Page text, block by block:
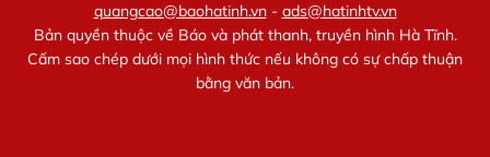
quangcao@baohatinh.vn- ads@hatinhtv.vn
Bản quyền thuộc về Báo và phát thanh, truyền hình Hà Tĩnh.
Cấm sao chép dưới mọi hình thức nếu không có sự chấp thuận
bằng văn bản.